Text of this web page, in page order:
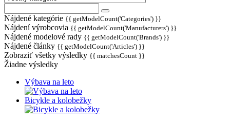
Nájdené kategórie {{ getModelCount('Categories') }}
Nájdení výrobcovia {{ getModelCount('Manufacturers') }}
Nájdené modelové rady {{ getModelCount('Brands') }}
Nájdené články {{ getModelCount('Articles') }}
Zobraziť všetky výsledky {{ matchesCount }}
Žiadne výsledky
Výbava na leto
Bicykle a kolobežky